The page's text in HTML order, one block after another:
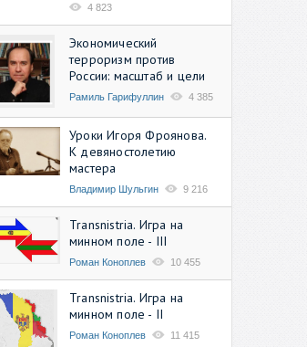
4 823
Экономический
терроризм против
России: масштаб и цели
Рамиль Гарифуллин 4 385
Уроки Игоря Фроянова.
К девяностолетию
мастера
Владимир Шульгин 9 216
Transnistria. Игра на
минном поле - III
Роман Коноплев 10 455
Transnistria. Игра на
минном поле - II
Роман Коноплев 11 415